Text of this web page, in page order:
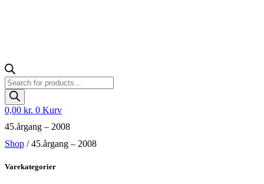
Products
search
0,00 kr. 0 Kurv
45.årgang – 2008
Shop / 45.årgang – 2008
Varekategorier